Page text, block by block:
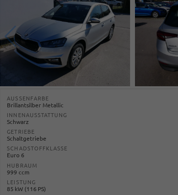
AUSSENFARBE
Brillantsilber Metallic
INNENAUSSTATTUNG
Schwarz
GETRIEBE
Schaltgetriebe
SCHADSTOFFKLASSE
Euro 6
HUBRAUM
999 ccm
LEISTUNG
85 kW (116 PS)